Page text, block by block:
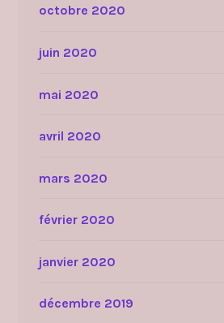
octobre 2020
juin 2020
mai 2020
avril 2020
mars 2020
février 2020
janvier 2020
décembre 2019